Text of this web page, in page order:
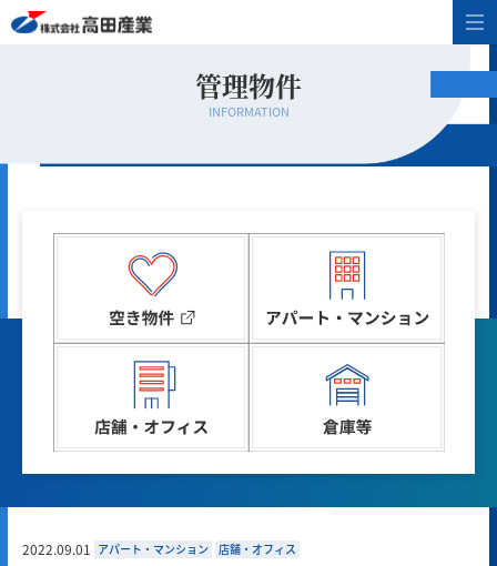
管理物件
INFORMATION
2022.09.01 アパート・マンション 店舗・オフィス